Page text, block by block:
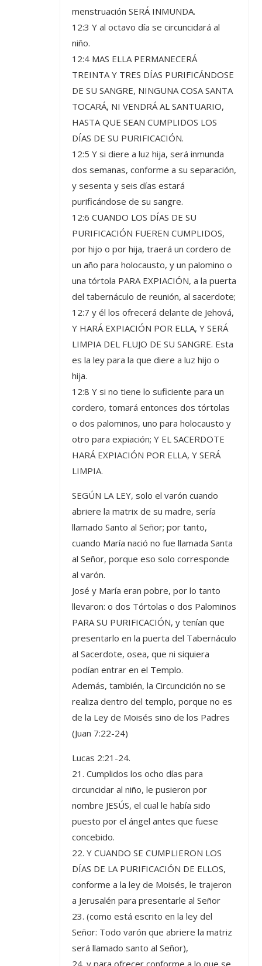
menstruación SERÁ INMUNDA.
12:3 Y al octavo día se circuncidará al
niño.
12:4 MAS ELLA PERMANECERÁ
TREINTA Y TRES DÍAS PURIFICÁNDOSE
DE SU SANGRE, NINGUNA COSA SANTA
TOCARÁ, NI VENDRÁ AL SANTUARIO,
HASTA QUE SEAN CUMPLIDOS LOS
DÍAS DE SU PURIFICACIÓN.
12:5 Y si diere a luz hija, será inmunda
dos semanas, conforme a su separación,
y sesenta y seis días estará
purificándose de su sangre.
12:6 CUANDO LOS DÍAS DE SU
PURIFICACIÓN FUEREN CUMPLIDOS,
por hijo o por hija, traerá un cordero de
un año para holocausto, y un palomino o
una tórtola PARA EXPIACIÓN, a la puerta
del tabernáculo de reunión, al sacerdote;
12:7 y él los ofrecerá delante de Jehová,
Y HARÁ EXPIACIÓN POR ELLA, Y SERÁ
LIMPIA DEL FLUJO DE SU SANGRE. Esta
es la ley para la que diere a luz hijo o
hija.
12:8 Y si no tiene lo suficiente para un
cordero, tomará entonces dos tórtolas
o dos palominos, uno para holocausto y
otro para expiación; Y EL SACERDOTE
HARÁ EXPIACIÓN POR ELLA, Y SERÁ
LIMPIA.
SEGÚN LA LEY, solo el varón cuando
abriere la matrix de su madre, sería
llamado Santo al Señor; por tanto,
cuando María nació no fue llamada Santa
al Señor, porque eso solo corresponde
al varón.
José y María eran pobre, por lo tanto
llevaron: o dos Tórtolas o dos Palominos
PARA SU PURIFICACIÓN, y tenían que
presentarlo en la puerta del Tabernáculo
al Sacerdote, osea, que ni siquiera
podían entrar en el Templo.
Además, también, la Circuncición no se
realiza dentro del templo, porque no es
de la Ley de Moisés sino de los Padres
(Juan 7:22-24)
Lucas 2:21-24.
21. Cumplidos los ocho días para
circuncidar al niño, le pusieron por
nombre JESÚS, el cual le había sido
puesto por el ángel antes que fuese
concebido.
22. Y CUANDO SE CUMPLIERON LOS
DÍAS DE LA PURIFICACIÓN DE ELLOS,
conforme a la ley de Moisés, le trajeron
a Jerusalén para presentarle al Señor
23. (como está escrito en la ley del
Señor: Todo varón que abriere la matriz
será llamado santo al Señor),